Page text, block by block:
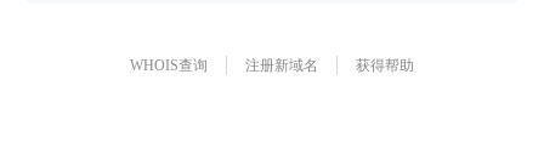
WHOIS查询 注册新域名 获得帮助